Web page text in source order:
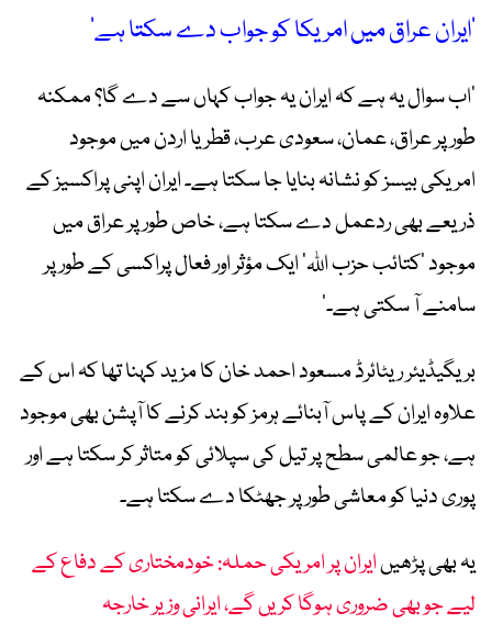
’ایران عراق میں امریکا کو جواب دے سکتا ہے‘
’اب سوال یہ ہے کہ ایران یہ جواب کہاں سے دے گا؟ ممکنہ
طور پر عراق، عمان، سعودی عرب، قطر یا اردن میں موجود
امریکی بیسز کو نشانہ بنایا جا سکتا ہے۔ ایران اپنی پراکسیز کے
ذریعے بھی ردعمل دے سکتا ہے، خاص طور پر عراق میں
موجود ’کتائب حزب اللہ‘ ایک مؤثر اور فعال پراکسی کے طور پر
سامنے آ سکتی ہے۔‘
بریگیڈیئر ریٹائرڈ مسعود احمد خان کا مزید کہنا تھا کہ اس کے
علاوہ ایران کے پاس آبنائے ہرمز کو بند کرنے کا آپشن بھی موجود
ہے، جو عالمی سطح پر تیل کی سپلائی کو متاثر کر سکتا ہے اور
پوری دنیا کو معاشی طور پر جھٹکا دے سکتا ہے۔
یہ بھی پڑھیںایران پر امریکی حملہ: خودمختاری کے دفاع کے
لیے جو بھی ضروری ہوگا کریں گے، ایرانی وزیر خارجہ